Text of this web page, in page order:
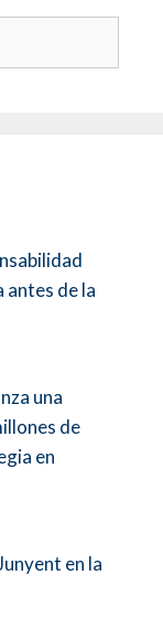
antes de la
una
de
en
en la